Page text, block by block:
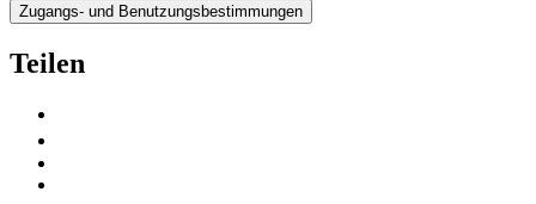
Zugangs- und Benutzungsbestimmungen
Teilen